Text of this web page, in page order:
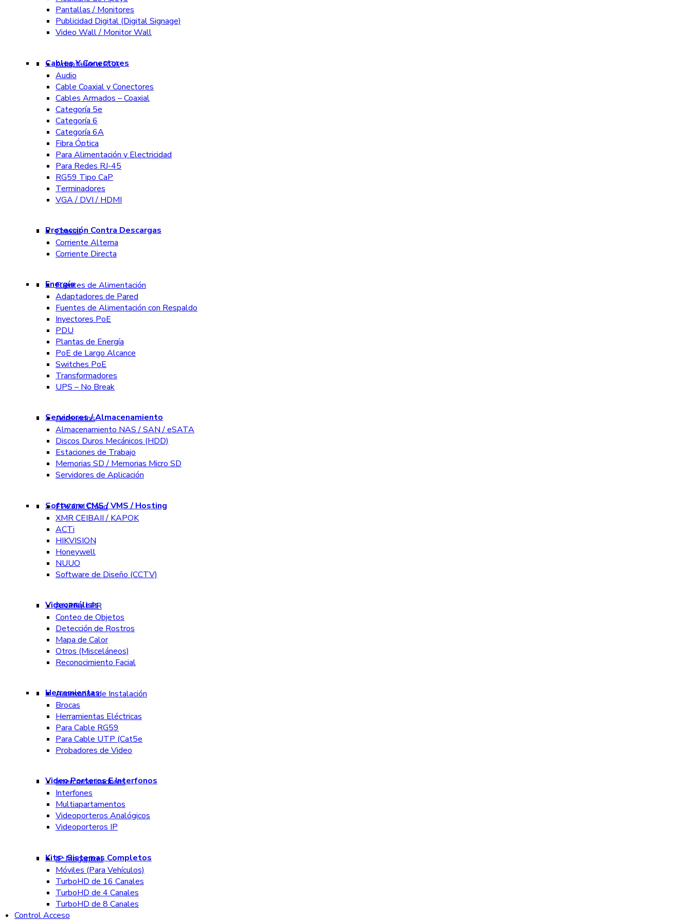
Pantallas / Monitores
Publicidad Digital (Digital Signage)
Video Wall / Monitor Wall
Cables Y Conectores
Adaptador a RCA
Audio
Cable Coaxial y Conectores
Cables Armados – Coaxial
Categoría 5e
Categoría 6
Categoría 6A
Fibra Óptica
Para Alimentación y Electricidad
Para Redes RJ-45
RG59 Tipo CaP
Terminadores
VGA / DVI / HDMI
Protección Contra Descargas
Coaxial
Corriente Alterna
Corriente Directa
Energía
Fuentes de Alimentación
Adaptadores de Pared
Fuentes de Alimentación con Respaldo
Inyectores PoE
PDU
Plantas de Energía
PoE de Largo Alcance
Switches PoE
Transformadores
UPS – No Break
Servidores / Almacenamiento
Accesorios
Almacenamiento NAS / SAN / eSATA
Discos Duros Mecánicos (HDD)
Estaciones de Trabajo
Memorias SD / Memorias Micro SD
Servidores de Aplicación
Software CMS / VMS / Hosting
EPCOM Cloud
XMR CEIBAII / KAPOK
ACTi
HIKVISION
Honeywell
NUUO
Software de Diseño (CCTV)
Videoanálisis
ANPR / LPR
Conteo de Objetos
Detección de Rostros
Mapa de Calor
Otros (Misceláneos)
Reconocimiento Facial
Herramientas
Accesorios de Instalación
Brocas
Herramientas Eléctricas
Para Cable RG59
Para Cable UTP (Cat5e
Probadores de Video
Video Porteros E Interfonos
Intercomunicadores
Interfones
Multiapartamentos
Videoporteros Analógicos
Videoporteros IP
Kits- Sistemas Completos
IP Megapixel
Móviles (Para Vehículos)
TurboHD de 16 Canales
TurboHD de 4 Canales
TurboHD de 8 Canales
Control Acceso